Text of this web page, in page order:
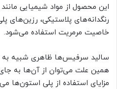
این محصول از مواد شیمیایی
رنگدانه‌های پلاستیکی، رزین‌های
خاصیت مرمریت استفاده می‌شود.
سالید سرفیس‌ها ظاهری شبیه به
همین علت می‌توان از آن‌ها به
مزایای استفاده از پلی استون‌ها